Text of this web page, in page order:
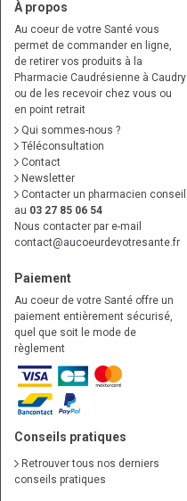
À propos
Au coeur de votre Santé vous
permet de commander en ligne,
de retirer vos produits à la
Pharmacie Caudrésienne à Caudry
ou de les recevoir chez vous ou
en point retrait
Qui sommes-nous ?
Téléconsultation
Contact
Newsletter
Contacter un pharmacien conseil
au 03 27 85 06 54
Nous contacter par e-mail
contact@aucoeurdevotresante.fr
Paiement
Au coeur de votre Santé offre un
paiement entièrement sécurisé,
quel que soit le mode de
règlement
Conseils pratiques
Retrouver tous nos derniers
conseils pratiques